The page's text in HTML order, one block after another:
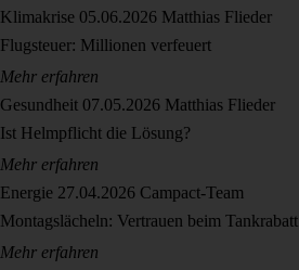
Klimakrise 05.06.2026 Matthias Flieder
Flugsteuer: Millionen verfeuert
Mehr erfahren
Gesundheit 07.05.2026 Matthias Flieder
Ist Helmpflicht die Lösung?
Mehr erfahren
Energie 27.04.2026 Campact-Team
Montagslächeln: Vertrauen beim Tankrabatt
Mehr erfahren